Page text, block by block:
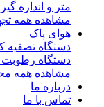
متر و اندازه
مشاهده همه
هوای پاک
دستگاه تصفیه
دستگاه رطوبت
مشاهده همه
درباره ما
تماس با ما